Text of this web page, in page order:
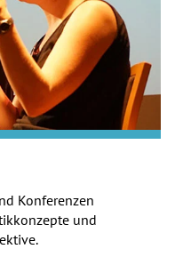
Konferenzen
und